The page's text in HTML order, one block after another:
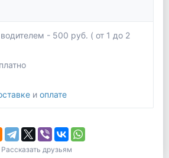
- 500 руб. ( от 1 до 2
и оплате
Рассказать друзьям